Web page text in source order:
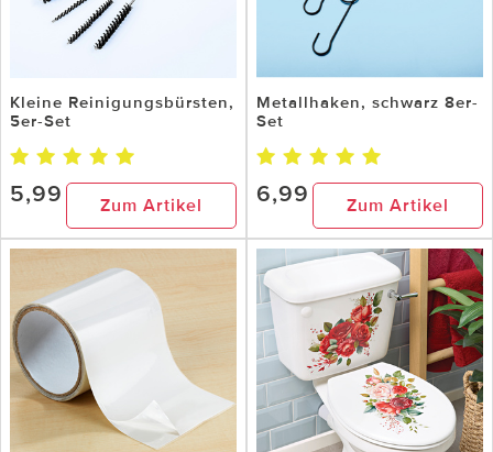
Kleine Reinigungsbürsten,
5er-Set
5,99 Zum Artikel
Metallhaken, schwarz 8er-
Set
6,99 Zum Artikel